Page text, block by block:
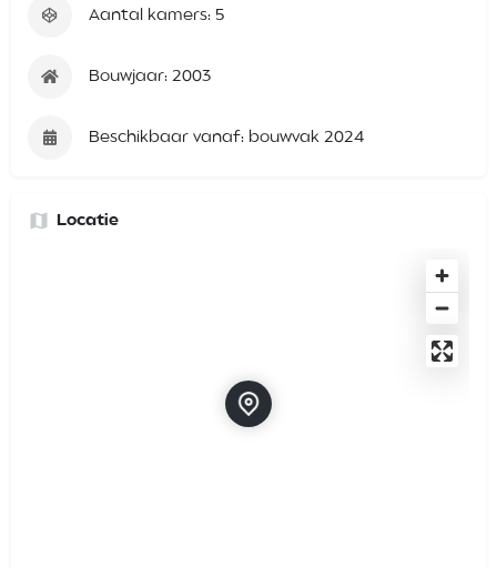
Aantal kamers: 5
Bouwjaar: 2003
Beschikbaar vanaf: bouwvak 2024
Locatie